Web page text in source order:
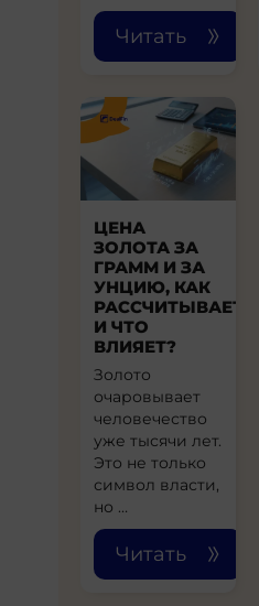
Читать
ЦЕНА
ЗОЛОТА ЗА
ГРАММ И ЗА
УНЦИЮ, КАК
РАССЧИТЫВАЕТСЯ
И ЧТО
ВЛИЯЕТ?
Золото
очаровывает
человечество
уже тысячи лет.
Это не только
символ власти,
но …
Читать